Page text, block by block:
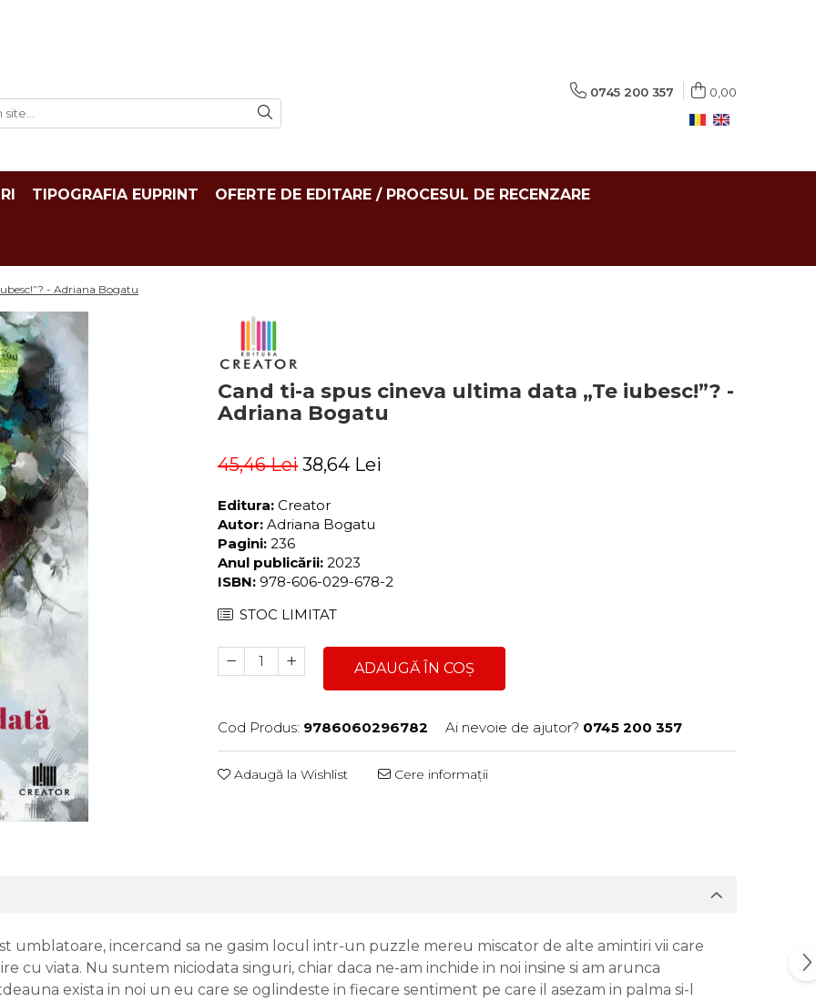
0745 200 357 0,00
TIPOGRAFIA EUPRINT OFERTE DE EDITARE / PROCESUL DE RECENZARE
- Adriana Bogatu
Cand ti-a spus cineva ultima data „Te iubesc!”? -
Adriana Bogatu
45,46 Lei 38,64 Lei
Editura: Creator
Autor: Adriana Bogatu
Pagini: 236
Anul publicării: 2023
ISBN: 978-606-029-678-2
STOC LIMITAT
ADAUGĂ ÎN COȘ
Cod Produs: 9786060296782 Ai nevoie de ajutor? 0745 200 357
Adaugă la Wishlist Cere informații
umblatoare, incercand sa ne gasim locul intr-un puzzle mereu miscator de alte amintiri vii care
cu viata. Nu suntem niciodata singuri, chiar daca ne-am inchide in noi insine si am arunca
exista in noi un eu care se oglindeste in fiecare sentiment pe care il asezam in palma si-l